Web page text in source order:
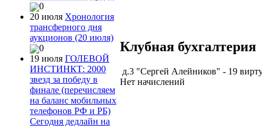
0
20 июля Хронология
трансферного дня
аукционов (20 июля)
0
19 июля ГОЛЕВОЙ
ИНСТИНКТ: 2000
звезд за победу в
финале (перечисляем
на баланс мобильных
телефонов РФ и РБ)
Сегодня дедлайн на
Клубная бухгалтерия
д.3 "Сергей Алейников" - 19
Нет начислений